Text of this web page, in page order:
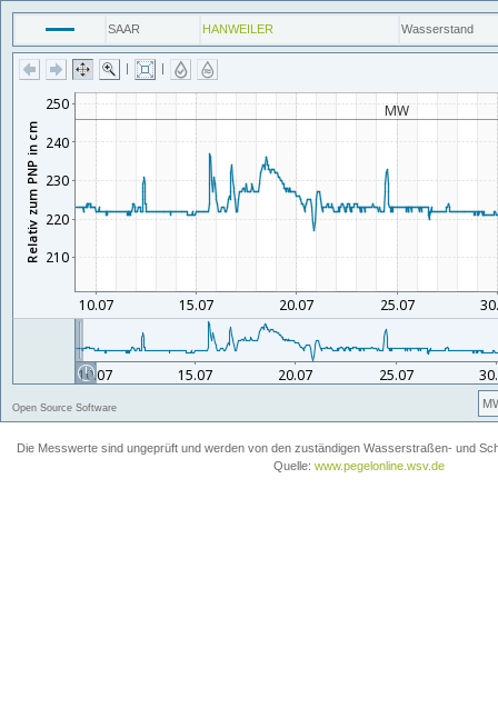
SAAR HANWEILER Wasserstand
| |
Open Source Software
Die Messwerte sind ungeprüft und werden von den zuständigen Wasserstraßen- und
Quelle: www.pegelonline.wsv.de